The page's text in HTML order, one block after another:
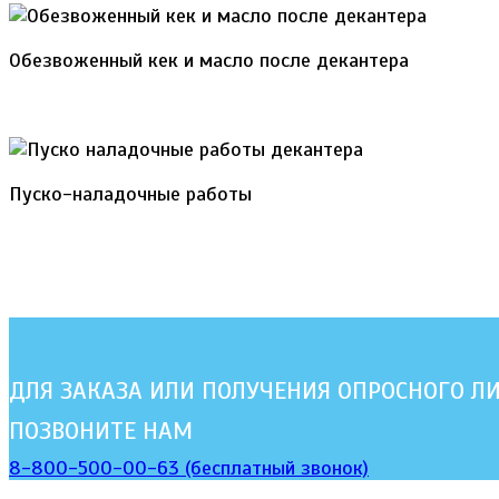
Обезвоженный кек и масло после декантера
Пуско-наладочные работы
ДЛЯ ЗАКАЗА ИЛИ ПОЛУЧЕНИЯ ОПРОСНОГО
ПОЗВОНИТЕ НАМ
8-800-500-00-63 (бесплатный звонок)